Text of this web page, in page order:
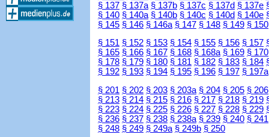
§ 137 § 137a § 137b § 137c § 137d § 137e
§ 140 § 140a § 140b § 140c § 140d § 140e
§ 145 § 146 § 146a § 147 § 148 § 149 § 150
§ 151 § 152 § 153 § 154 § 155 § 156 § 157
§ 165 § 166 § 167 § 168 § 168a § 169 § 170
§ 178 § 179 § 180 § 181 § 182 § 183 § 184
§ 192 § 193 § 194 § 195 § 196 § 197 § 197a
§ 201 § 202 § 203 § 203a § 204 § 205 § 206
§ 213 § 214 § 215 § 216 § 217 § 218 § 219
§ 223 § 224 § 225 § 226 § 227 § 228 § 229
§ 236 § 237 § 238 § 238a § 239 § 240 § 241
§ 248 § 249 § 249a § 249b § 250